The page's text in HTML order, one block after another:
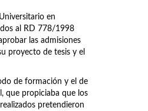
en
al RD 778/1998
las admisiones
proyecto de tesis y el
de formación y el de
que propiciaba que los
pretendieron